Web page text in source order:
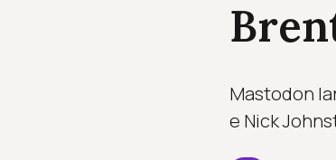
Mastodon
e Nick